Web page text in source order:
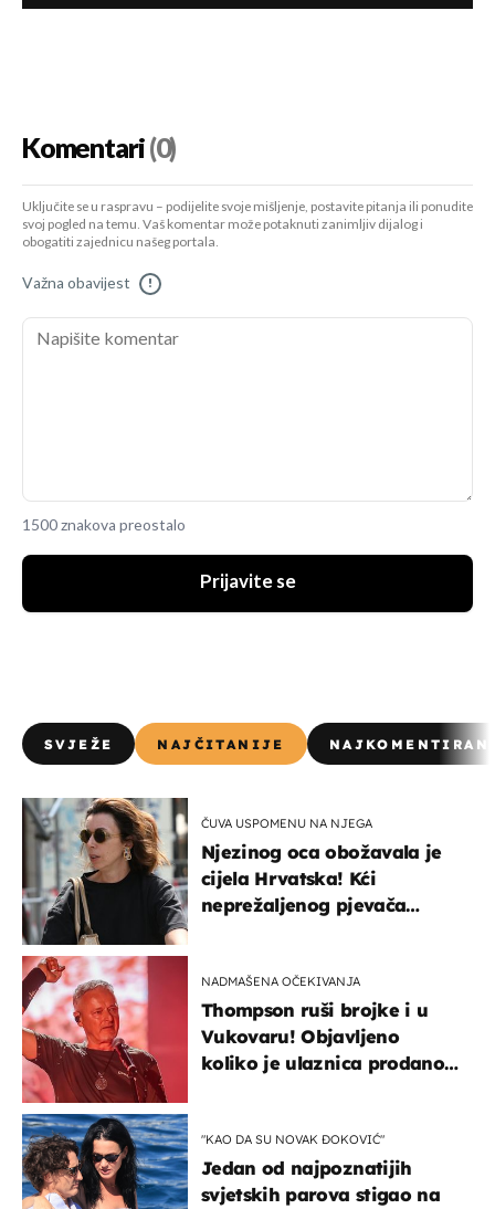
Komentari(0)
Uključite se u raspravu – podijelite svoje mišljenje, postavite pitanja ili ponudite
svoj pogled na temu. Vaš komentar može potaknuti zanimljiv dijalog i
obogatiti zajednicu našeg portala.
Važna obavijest !
1500 znakova preostalo
Prijavite se
SVJEŽE NAJČITANIJE
ČUVA USPOMENU NA NJEGA
Njezinog oca obožavala je
cijela Hrvatska! Kći
neprežaljenog pjevača
NADMAŠENA OČEKIVANJA
Thompson ruši brojke i u
Vukovaru! Objavljeno
koliko je ulaznica prodano
"KAO DA SU NOVAK ĐOKOVIĆ"
Jedan od najpoznatijih
svjetskih parova stigao na